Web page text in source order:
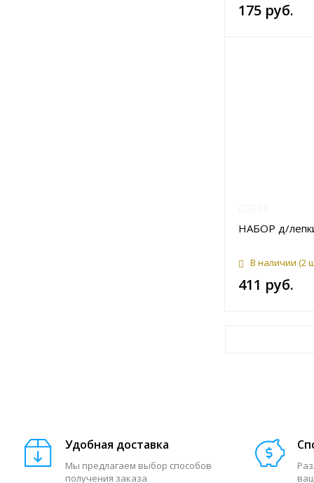
175 руб.
НАБОР д/
В наличии (2
411 руб.
Удобная доставка
Мы предлагаем выбор способов
получения заказа